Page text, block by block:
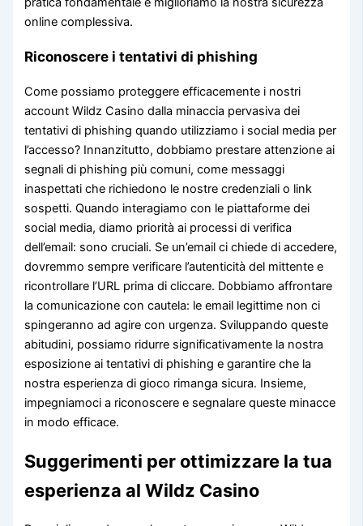
online complessiva.
Riconoscere i tentativi di phishing
Come possiamo proteggere efficacemente i nostri
account Wildz Casino dalla minaccia pervasiva dei
tentativi di phishing quando utilizziamo i social media per
l’accesso? Innanzitutto, dobbiamo prestare attenzione ai
segnali di phishing più comuni, come messaggi
inaspettati che richiedono le nostre credenziali o link
sospetti. Quando interagiamo con le piattaforme dei
social media, diamo priorità ai processi di verifica
dell’email: sono cruciali. Se un’email ci chiede di accedere,
dovremmo sempre verificare l’autenticità del mittente e
ricontrollare l’URL prima di cliccare. Dobbiamo affrontare
la comunicazione con cautela: le email legittime non ci
spingeranno ad agire con urgenza. Sviluppando queste
abitudini, possiamo ridurre significativamente la nostra
esposizione ai tentativi di phishing e garantire che la
nostra esperienza di gioco rimanga sicura. Insieme,
impegniamoci a riconoscere e segnalare queste minacce
in modo efficace.
Suggerimenti per ottimizzare la tua
esperienza al Wildz Casino